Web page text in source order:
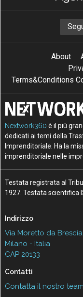
About
Terms&Conditions
Nextwork360 è il più
dedicati ai temi della
Imprenditoriale. Ha la
imprenditoriale nelle
Testata registrata al
1927. Testata scientifica
Indirizzo
Via Moretto da
Milano - Italia
CAP 20133
Contatti
Contatta il nostro